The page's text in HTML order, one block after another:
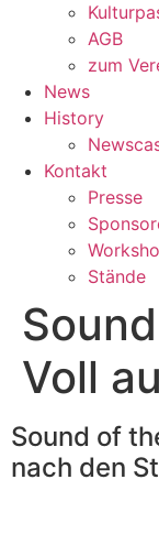
AGB
zum
News
History
Kontakt
Presse
Stände
Voll
Sound of
nach den